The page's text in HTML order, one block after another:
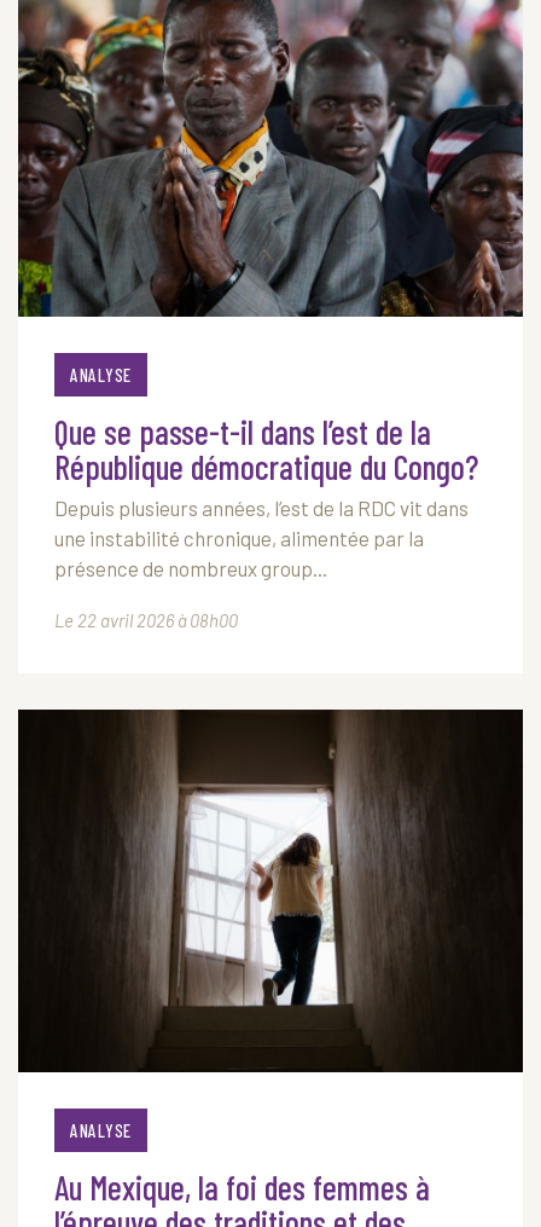
ANALYSE
Que se passe-t-il dans l’est de la
République démocratique du Congo?
Depuis plusieurs années, l’est de la RDC vit dans
une instabilité chronique, alimentée par la
présence de nombreux group...
Le 22 avril 2026 à 08h00
ANALYSE
Au Mexique, la foi des femmes à